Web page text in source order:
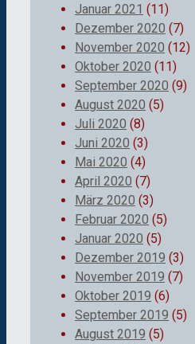
Januar 2021 (11)
Dezember 2020 (7)
November 2020 (12)
Oktober 2020 (11)
September 2020 (9)
August 2020 (5)
Juli 2020 (8)
Juni 2020 (3)
Mai 2020 (4)
April 2020 (7)
März 2020 (3)
Februar 2020 (5)
Januar 2020 (5)
Dezember 2019 (3)
November 2019 (7)
Oktober 2019 (6)
September 2019 (5)
August 2019 (5)